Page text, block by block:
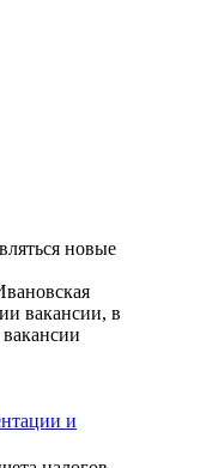
новые
вакансии, в
и